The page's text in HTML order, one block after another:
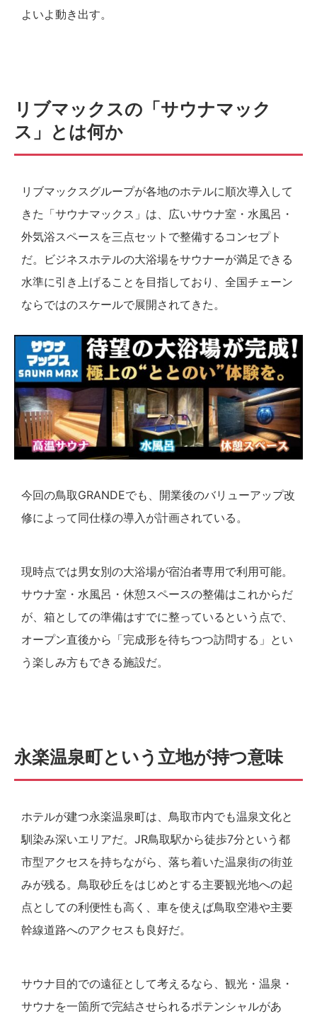
よいよ動き出す。
リブマックスの「サウナマック
ス」とは何か
リブマックスグループが各地のホテルに順次導入して
きた「サウナマックス」は、広いサウナ室・水風呂・
外気浴スペースを三点セットで整備するコンセプト
だ。ビジネスホテルの大浴場をサウナーが満足できる
水準に引き上げることを目指しており、全国チェーン
ならではのスケールで展開されてきた。
今回の鳥取GRANDEでも、開業後のバリューアップ改
修によって同仕様の導入が計画されている。
現時点では男女別の大浴場が宿泊者専用で利用可能。
サウナ室・水風呂・休憩スペースの整備はこれからだ
が、箱としての準備はすでに整っているという点で、
オープン直後から「完成形を待ちつつ訪問する」とい
う楽しみ方もできる施設だ。
永楽温泉町という立地が持つ意味
ホテルが建つ永楽温泉町は、鳥取市内でも温泉文化と
馴染み深いエリアだ。JR鳥取駅から徒歩7分という都
市型アクセスを持ちながら、落ち着いた温泉街の街並
みが残る。鳥取砂丘をはじめとする主要観光地への起
点としての利便性も高く、車を使えば鳥取空港や主要
幹線道路へのアクセスも良好だ。
サウナ目的での遠征として考えるなら、観光・温泉・
サウナを一箇所で完結させられるポテンシャルがあ